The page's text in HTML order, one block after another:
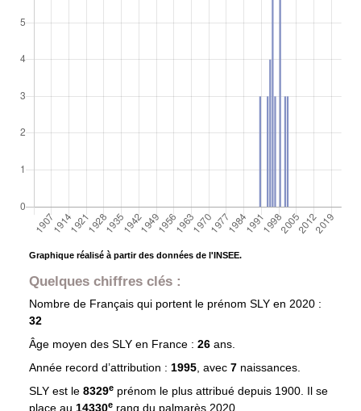
Graphique réalisé à partir des données de l'INSEE.
Quelques chiffres clés :
Nombre de Français qui portent le prénom SLY en 2020 :
32
Âge moyen des SLYen France : 26 ans.
Année record d’attribution : 1995, avec 7 naissances.
SLY est le 8329eprénom le plus attribué depuis 1900. Il se
place au 14330e rang du palmarès 2020.